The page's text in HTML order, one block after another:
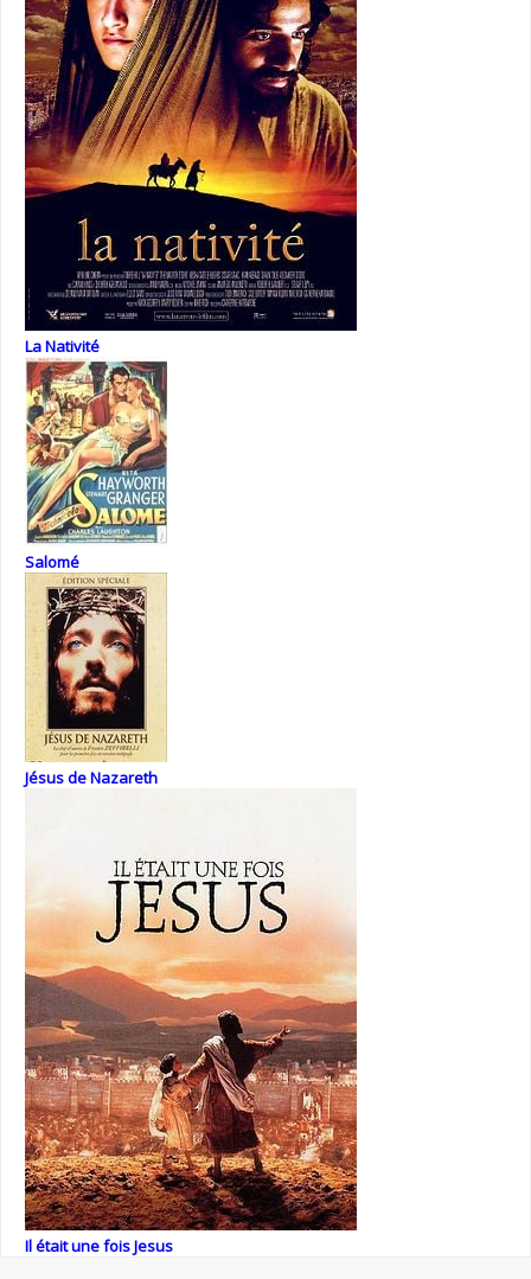
La Nativité
Salomé
Jésus de Nazareth
Il était une fois Jesus